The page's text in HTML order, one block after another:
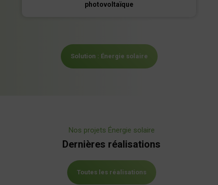
photovoltaïque
Solution : Énergie solaire
Nos projets Énergie solaire
Dernières réalisations
Toutes les réalisations